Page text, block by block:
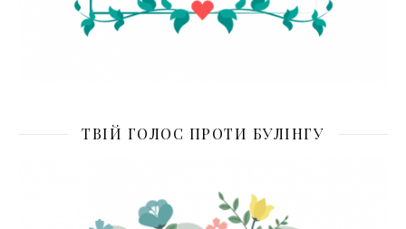
ТВІЙ ГОЛОС ПРОТИ БУЛІНГУ